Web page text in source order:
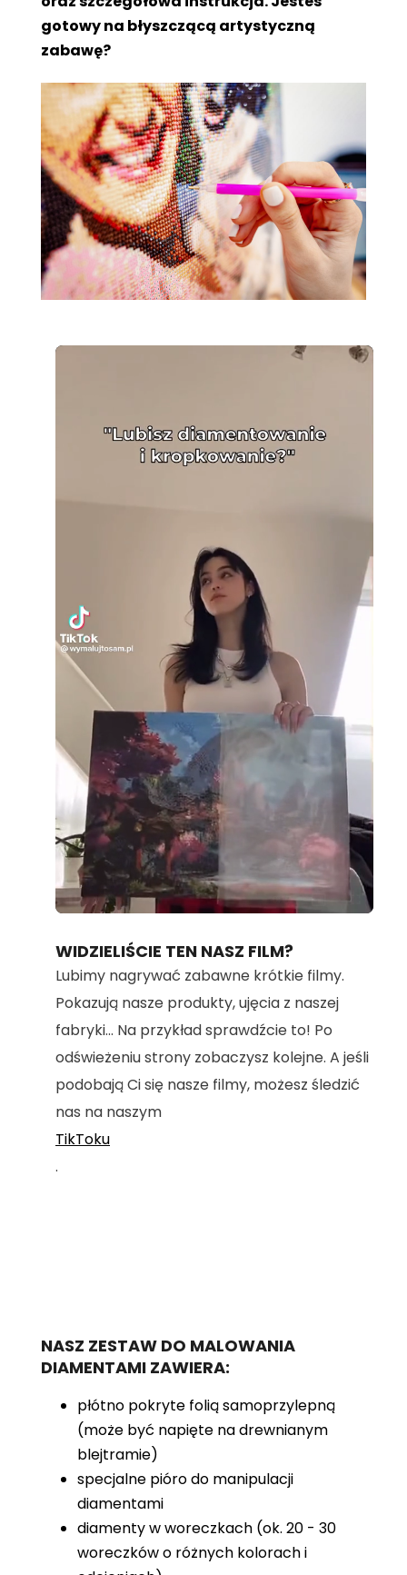
gotowy na błyszczącą artystyczną
zabawę?
Unmute Loaded:
100.00%
WIDZIELIŚCIE TEN NASZ FILM?
Lubimy nagrywać zabawne krótkie filmy.
Pokazują nasze produkty, ujęcia z naszej
fabryki... Na przykład sprawdźcie to! Po
odświeżeniu strony zobaczysz kolejne. A jeśli
podobają Ci się nasze filmy, możesz śledzić
nas na naszym
TikToku
.
NASZ ZESTAW DO MALOWANIA
DIAMENTAMI ZAWIERA:
płótno pokryte folią samoprzylepną
(może być napięte na drewnianym
blejtramie)
specjalne pióro do manipulacji
diamentami
diamenty w woreczkach (ok. 20 - 30
woreczków o różnych kolorach i